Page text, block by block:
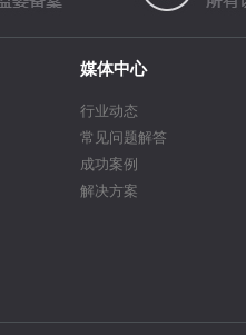
媒体中心
行业动态
常见问题解答
成功案例
解决方案